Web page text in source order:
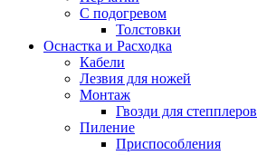
С подогревом
Толстовки
Оснастка и Расходка
Кабели
Лезвия для ножей
Монтаж
Гвозди для степплеров
Пиление
Приспособления